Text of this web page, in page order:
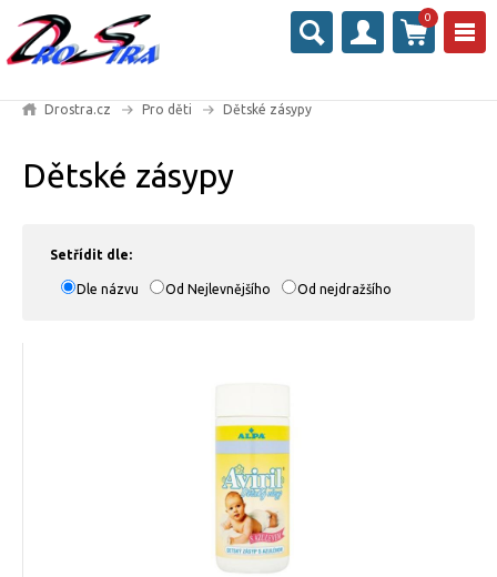
0
Drostra.cz Pro děti Dětské zásypy
Dětské zásypy
Setřídit dle:
Dle názvu Od Nejlevnějšího Od nejdražšího